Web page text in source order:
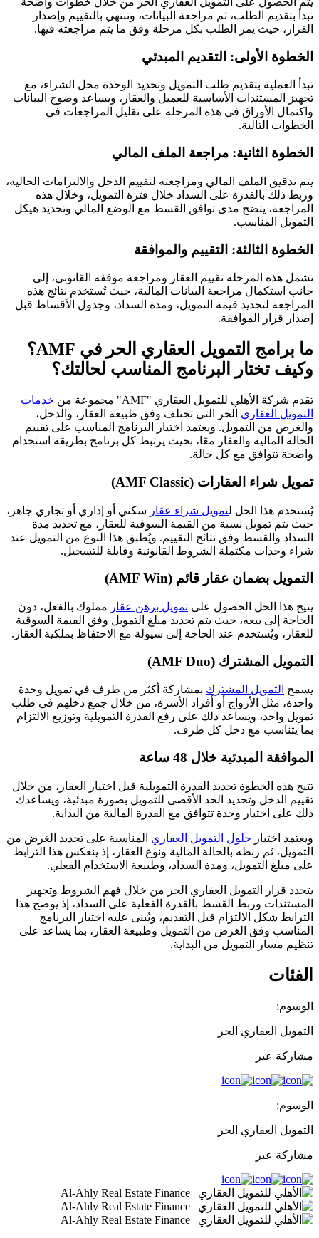
تبدأ بتقديم الطلب، ثم مراجعة البيانات، وتنتهي بالتقييم وإصدار
القرار، حيث يمر الطلب بكل مرحلة وفق ما يتم مراجعته فيها.
الخطوة الأولى: التقديم المبدئي
تبدأ العملية بتقديم طلب التمويل وتحديد الوحدة محل الشراء، مع
تجهيز المستندات الأساسية للعميل والعقار، ويساعد وضوح البيانات
واكتمال الأوراق في هذه المرحلة على تقليل المراجعات في
الخطوات التالية.
الخطوة الثانية: مراجعة الملف المالي
يتم تدقيق الملف المالي ومراجعته لتقييم الدخل والالتزامات الحالية،
وربط ذلك بالقدرة على السداد خلال فترة التمويل، وخلال هذه
المراجعة، يتضح مدى توافق القسط مع الوضع المالي وتحديد هيكل
التمويل المناسب.
الخطوة الثالثة: التقييم والموافقة
تشمل هذه المرحلة تقييم العقار ومراجعة موقفه القانوني، إلى
جانب استكمال مراجعة البيانات المالية، حيث تُستخدم نتائج هذه
المراجعة لتحديد قيمة التمويل، ومدة السداد، وجدول الأقساط قبل
إصدار قرار الموافقة.
ما برامج التمويل العقاري الحر في AMF؟
وكيف تختار البرنامج المناسب لحالتك؟
تقدم شركة الأهلي للتمويل العقاري "AMF" مجموعة من
خدمات
التمويل العقاري الحر التي تختلف وفق طبيعة العقار، والدخل،
والغرض من التمويل. ويعتمد اختيار البرنامج المناسب على تقييم
الحالة المالية والعقار معًا، بحيث يرتبط كل برنامج بطريقة استخدام
واضحة تتوافق مع كل حالة.
تمويل شراء العقارات (AMF Classic)
يُستخدم هذا الحل لتمويل شراء عقار سكني أو إداري أو تجاري جاهز،
حيث يتم تمويل نسبة من القيمة السوقية للعقار، مع تحديد مدة
السداد والقسط وفق نتائج التقييم. ويُطبق هذا النوع من التمويل عند
شراء وحدات مكتملة الشروط القانونية وقابلة للتسجيل.
التمويل بضمان عقار قائم (AMF Win)
يتيح هذا الحل الحصول على تمويل برهن عقار مملوك بالفعل، دون
الحاجة إلى بيعه، حيث يتم تحديد مبلغ التمويل وفق القيمة السوقية
للعقار، ويُستخدم عند الحاجة إلى سيولة مع الاحتفاظ بملكية العقار.
التمويل المشترك (AMF Duo)
يسمح التمويل المشترك بمشاركة أكثر من طرف في تمويل وحدة
واحدة، مثل الأزواج أو أفراد الأسرة، من خلال جمع دخلهم في طلب
تمويل واحد، ويساعد ذلك على رفع القدرة التمويلية وتوزيع الالتزام
بما يتناسب مع دخل كل طرف.
الموافقة المبدئية خلال 48 ساعة
تتيح هذه الخطوة تحديد القدرة التمويلية قبل اختيار العقار، من خلال
تقييم الدخل وتحديد الحد الأقصى للتمويل بصورة مبدئية، ويساعدك
ذلك على اختيار وحدة تتوافق مع القدرة المالية من البداية.
ويعتمد اختيار حلول التمويل العقاري المناسبة على تحديد الغرض من
التمويل، ثم ربطه بالحالة المالية ونوع العقار، إذ ينعكس هذا الترابط
على مبلغ التمويل، ومدة السداد، وطبيعة الاستخدام الفعلي.
يتحدد قرار التمويل العقاري الحر من خلال فهم الشروط وتجهيز
المستندات وربط القسط بالقدرة الفعلية على السداد، إذ يوضح هذا
الترابط شكل الالتزام قبل التقديم، ويُبنى عليه اختيار البرنامج
المناسب وفق الغرض من التمويل وطبيعة العقار، بما يساعد على
تنظيم مسار التمويل من البداية.
الفئات
الوسوم:
التمويل العقاري الحر
مشاركة عبر
الوسوم:
التمويل العقاري الحر
مشاركة عبر